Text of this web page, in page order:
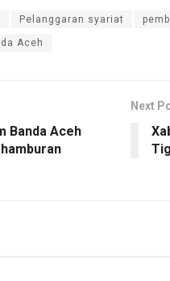
Pelanggaran syariat
Aceh
Banda Aceh
Next